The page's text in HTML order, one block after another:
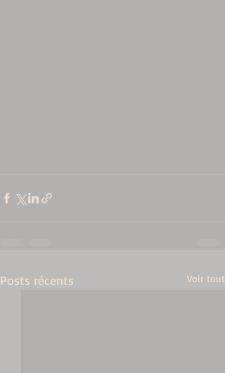
Posts récents Voir tout